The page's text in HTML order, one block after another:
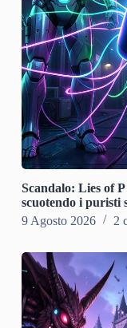
Scandalo: Lies of
scuotendo i puristi
9 Agosto 2026
2